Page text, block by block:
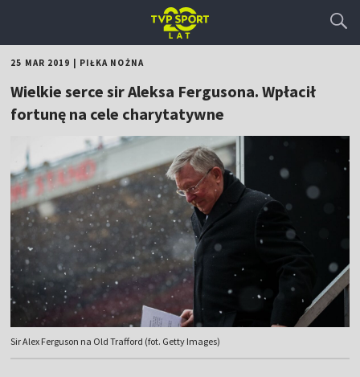
25 MAR 2019 PIŁKA NOŻNA
Wielkie serce sir Aleksa Fergusona. Wpłacił
fortunę na cele charytatywne
Sir Alex Ferguson na Old Trafford (fot. Getty Images)